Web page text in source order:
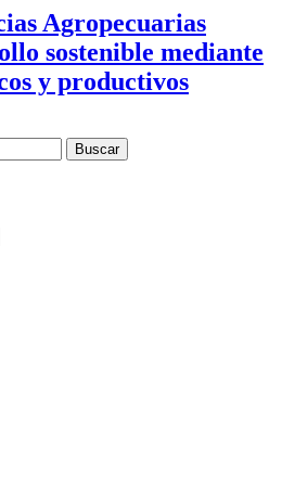
Agropecuarias
sostenible mediante
y productivos